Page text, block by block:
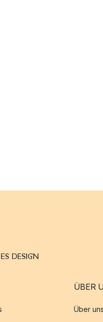
DESIGN
ÜBER
Über uns